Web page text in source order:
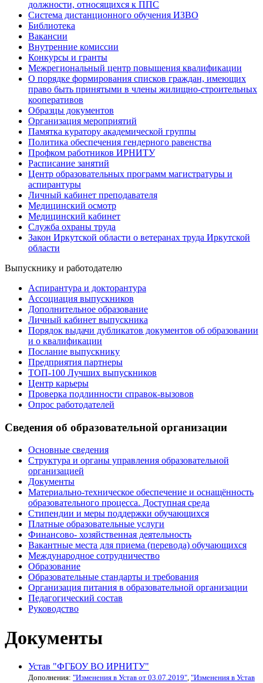
должности, относящихся к ППС
Система дистанционного обучения ИЗВО
Библиотека
Вакансии
Внутренние комиссии
Конкурсы и гранты
Межрегиональный центр повышения квалификации
О порядке формирования списков граждан, имеющих
право быть принятыми в члены жилищно-строительных
кооперативов
Образцы документов
Организация мероприятий
Памятка куратору академической группы
Политика обеспечения гендерного равенства
Профком работников ИРНИТУ
Расписание занятий
Центр образовательных программ магистратуры и
аспирантуры
Личный кабинет преподавателя
Медицинский осмотр
Медицинский кабинет
Служба охраны труда
Закон Иркутской области о ветеранах труда Иркутской
области
Выпускнику и работодателю
Аспирантура и докторантура
Ассоциация выпускников
Дополнительное образование
Личный кабинет выпускника
Порядок выдачи дубликатов документов об образовании
и о квалификации
Послание выпускнику
Предприятия партнеры
ТОП-100 Лучших выпускников
Центр карьеры
Проверка подлинности справок-вызовов
Опрос работодателей
Сведения об образовательной организации
Основные сведения
Структура и органы управления образовательной
организацией
Документы
Материально-техническое обеспечение и оснащённость
образовательного процесса. Доступная среда
Стипендии и меры поддержки обучающихся
Платные образовательные услуги
Финансово- хозяйственная деятельность
Вакантные места для приема (перевода) обучающихся
Международное сотрудничество
Образование
Образовательные стандарты и требования
Организация питания в образовательной организации
Педагогический состав
Руководство
Документы
Устав "ФГБОУ ВО ИРНИТУ"
Дополнения: "Изменения в Устав от 03.07.2019", "Изменения в Устав